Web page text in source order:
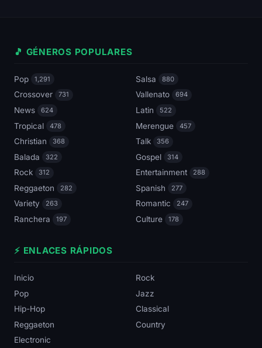
🎵 GÉNEROS POPULARES
Pop 1,291 Salsa 880
Crossover 731 Vallenato 694
News 624 Latin 522
Tropical 478 Merengue 457
Christian 368 Talk 356
Balada 322 Gospel 314
Rock 312 Entertainment 288
Reggaeton 282 Spanish 277
Variety 263 Romantic 247
Ranchera 197 Culture 178
⚡ ENLACES RÁPIDOS
Inicio
Rock
Pop
Jazz
Hip-Hop
Classical
Reggaeton
Country
Electronic